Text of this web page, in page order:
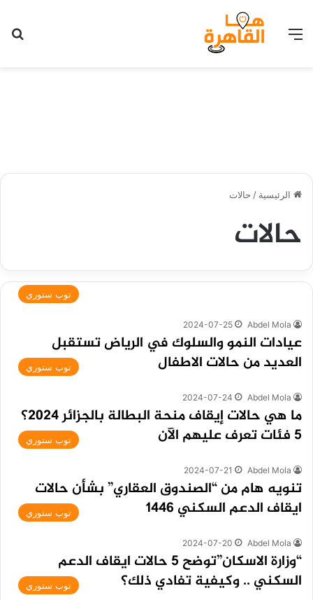
القائمة
الرئيسية / حالات
حالات
توب ستوري
Abdel Mola
2024-07-25
عيادات النمو والسلوك في الرياض تستقبل
العديد من حالات الاطفال
توب ستوري
Abdel Mola
2024-07-24
ما هي حالات إيقاف منحة البطالة بالجزائر 2024؟
5 فئات تعرف عليهم الآن
توب ستوري
Abdel Mola
2024-07-21
تنويه هام من “الصندوق العقاري” بشأن حالات
ايقاف الدعم السكني 1446
توب ستوري
Abdel Mola
2024-07-20
“وزارة الاسكان”توضح 5 حالات ايقاف الدعم
السكني .. وكيفية تفادي ذلك؟
توب ستوري